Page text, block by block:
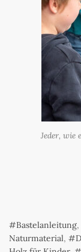
Jeder, wie
Bastelanleitung,
Naturmaterial,